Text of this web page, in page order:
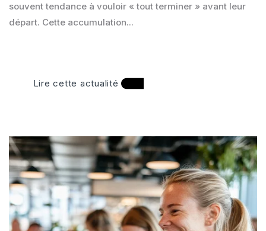
souvent tendance à vouloir « tout terminer » avant leur
départ. Cette accumulation...
Lire cette actualité